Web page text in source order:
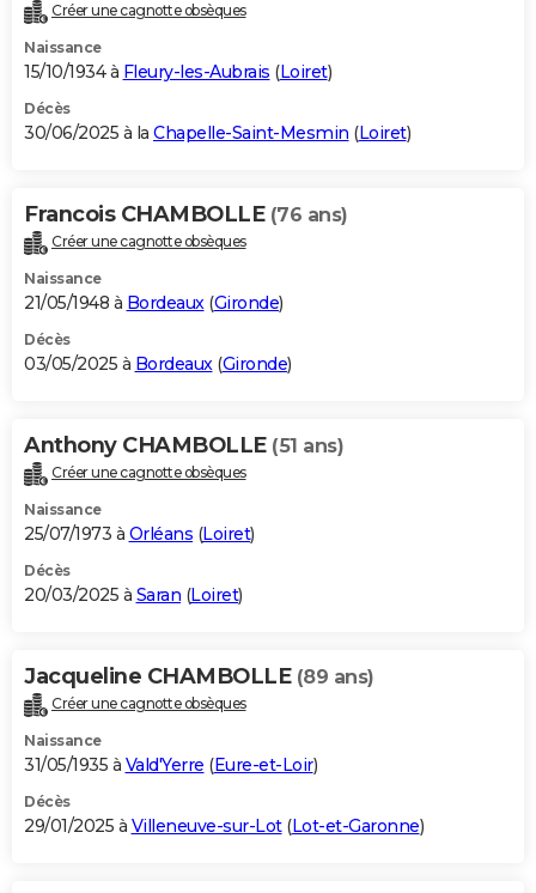
Créer une cagnotte obsèques
Naissance
15/10/1934 à Fleury-les-Aubrais (Loiret)
Décès
30/06/2025 à la Chapelle-Saint-Mesmin (Loiret)
Francois CHAMBOLLE (76 ans)
Créer une cagnotte obsèques
Naissance
21/05/1948 à Bordeaux(Gironde)
Décès
03/05/2025 à Bordeaux(Gironde)
Anthony CHAMBOLLE (51 ans)
Créer une cagnotte obsèques
Naissance
25/07/1973 à Orléans (Loiret)
Décès
20/03/2025 à Saran (Loiret)
Jacqueline CHAMBOLLE (89 ans)
Créer une cagnotte obsèques
Naissance
31/05/1935 à Vald'Yerre (Eure-et-Loir)
Décès
29/01/2025 à Villeneuve-sur-Lot(Lot-et-Garonne)